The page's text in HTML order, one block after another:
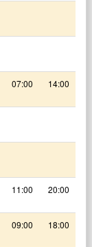
07:00 14:00
11:00 20:00
09:00 18:00